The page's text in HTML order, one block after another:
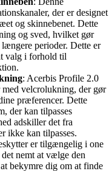
der er designet
og skinnebenet. Dette
og sved, hvilket gør
perioder. Dette er
valg i forhold til
: Acerbis Profile 2.0
velcrolukning, der gør
præferencer. Dette
der kan tilpasses
adskiller det fra
ikke kan tilpasses.
er tilgængelig i one
nemt at vælge den
bekymre dig om at finde